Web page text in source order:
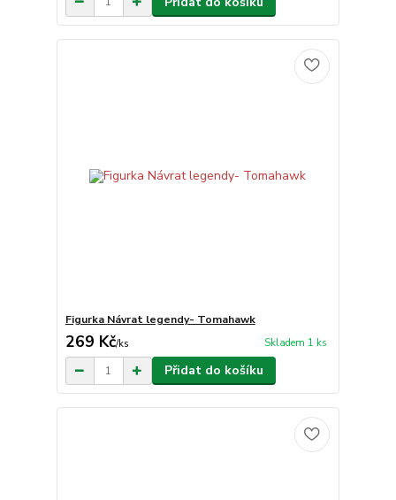
Figurka Návrat legendy- Tomahawk
269 Kč/ks Skladem 1 ks
Přidat do košíku